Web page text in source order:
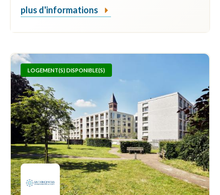
plus d'informations
LOGEMENT(S) DISPONIBLE(S)